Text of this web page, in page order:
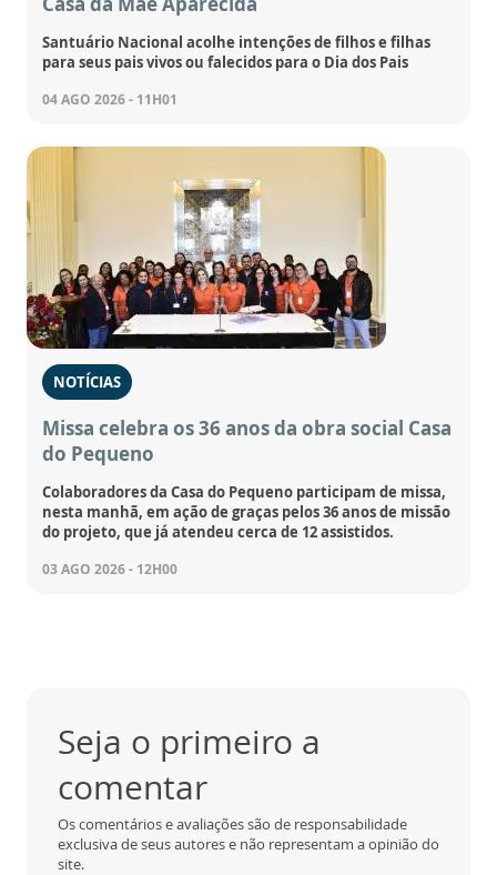
Santuário Nacional acolhe intenções de filhos e filhas
para seus pais vivos ou falecidos para o Dia dos Pais
04 AGO 2026 - 11H01
NOTÍCIAS
Missa celebra os 36 anos da obra social Casa
do Pequeno
Colaboradores da Casa do Pequeno participam de missa,
nesta manhã, em ação de graças pelos 36 anos de missão
do projeto, que já atendeu cerca de 12 assistidos.
03 AGO 2026 - 12H00
Seja o primeiro a
comentar
Os comentários e avaliações são de responsabilidade
exclusiva de seus autores e não representam a opinião do
site.